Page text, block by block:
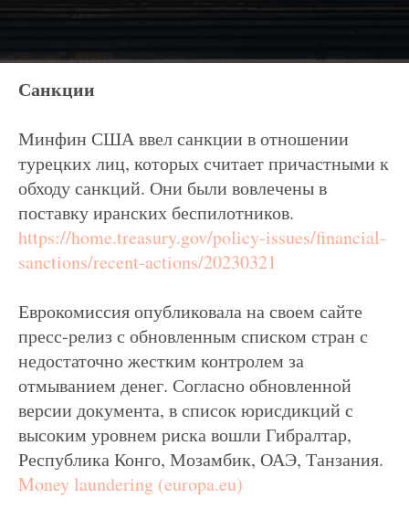
Санкции
Минфин США ввел санкции в отношении
турецких лиц, которых считает причастными к
обходу санкций. Они были вовлечены в
поставку иранских беспилотников.
https://home.treasury.gov/policy-issues/financial-
sanctions/recent-actions/20230321
Еврокомиссия опубликовала на своем сайте
пресс-релиз с обновленным списком стран с
недостаточно жестким контролем за
отмыванием денег. Согласно обновленной
версии документа, в список юрисдикций с
высоким уровнем риска вошли Гибралтар,
Республика Конго, Мозамбик, ОАЭ, Танзания.
Money laundering (europa.eu)